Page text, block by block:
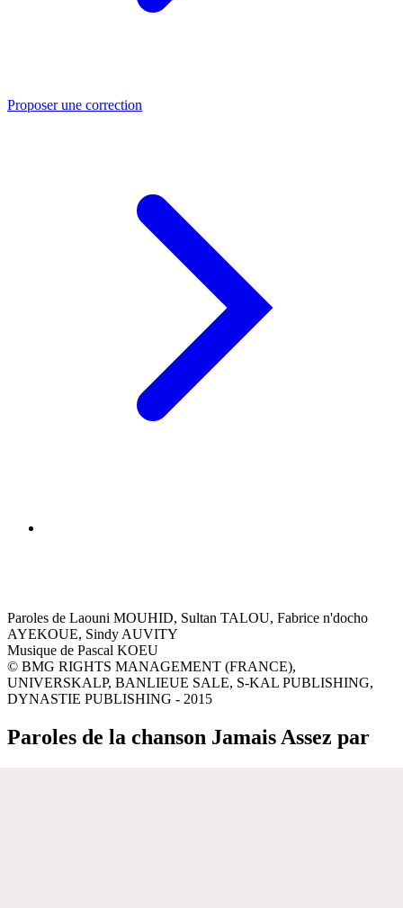
Proposer une correction
Paroles de Laouni MOUHID, Sultan TALOU, Fabrice n'docho
AYEKOUE, Sindy AUVITY
Musique de Pascal KOEU
© BMG RIGHTS MANAGEMENT (FRANCE),
UNIVERSKALP, BANLIEUE SALE, S-KAL PUBLISHING,
DYNASTIE PUBLISHING - 2015
Paroles de la chanson Jamais Assez par